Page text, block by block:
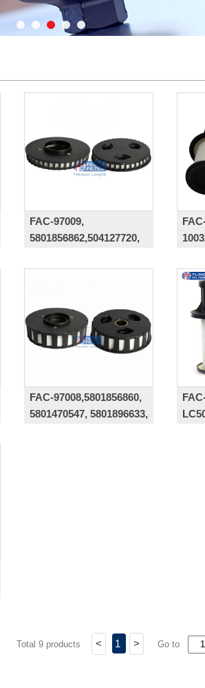
FAC-97009,
5801856862,504127720,
0011444960,LC19001,S7A10A
FAC-97008,5801856860,
5801470547, 5801896633,
Total 9 products < 1 > Go to